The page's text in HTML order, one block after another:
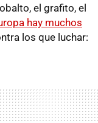
el grafito, el
hay muchos
los que luchar: